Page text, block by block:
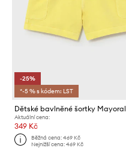
-25%
*-5 % s kódem: LST
Dětské bavlněné šortky Mayoral
Aktuální cena:
349 Kč
Běžná cena:469 Kč
Nejnižší cena:469 Kč